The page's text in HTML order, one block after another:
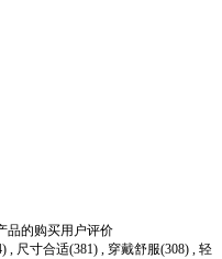
品的购买用户评价
, 尺寸合适(381) , 穿戴舒服(308) , 轻